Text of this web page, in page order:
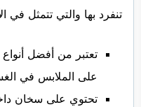
تنفرد بها والتي تتمثل في
تعتبر من أفضل
على الملابس في
تحتوي على سخان